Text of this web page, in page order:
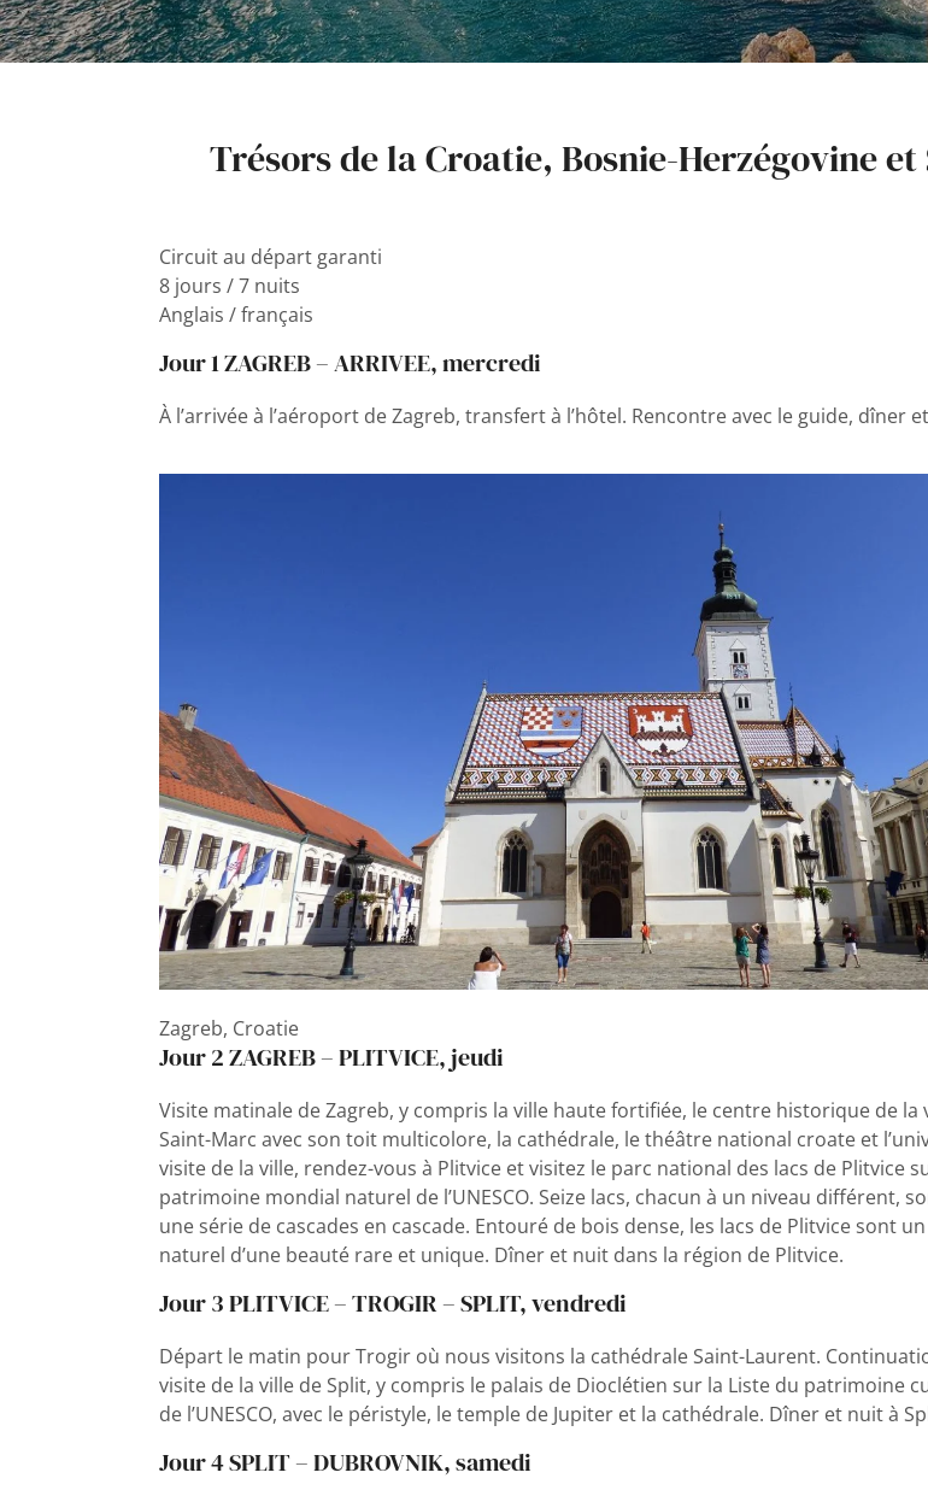
Trésors de la Croatie, Bosnie-Herzégovine et
Circuit au départ garanti
8 jours / 7 nuits
Anglais / français
Jour 1 ZAGREB – ARRIVEE, mercredi
À l’arrivée à l’aéroport de Zagreb, transfert à l’hôtel. Rencontre avec le guide, dîner
Zagreb, Croatie
Jour 2 ZAGREB – PLITVICE, jeudi
Visite matinale de Zagreb, y compris la ville haute fortifiée, le centre historique de la
Saint-Marc avec son toit multicolore, la cathédrale, le théâtre national croate et
visite de la ville, rendez-vous à Plitvice et visitez le parc national des lacs de Plitvice
patrimoine mondial naturel de l’UNESCO. Seize lacs, chacun à un niveau différent,
une série de cascades en cascade. Entouré de bois dense, les lacs de Plitvice sont
naturel d’une beauté rare et unique. Dîner et nuit dans la région de Plitvice.
Jour 3 PLITVICE – TROGIR – SPLIT, vendredi
Départ le matin pour Trogir où nous visitons la cathédrale Saint-Laurent.
visite de la ville de Split, y compris le palais de Dioclétien sur la Liste du patrimoine
de l’UNESCO, avec le péristyle, le temple de Jupiter et la cathédrale. Dîner et nuit à
Jour 4 SPLIT – DUBROVNIK, samedi